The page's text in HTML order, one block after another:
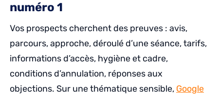
numéro 1
Vos prospects cherchent des preuves : avis,
parcours, approche, déroulé d’une séance, tarifs,
informations d’accès, hygiène et cadre,
conditions d’annulation, réponses aux
objections. Sur une thématique sensible, Google